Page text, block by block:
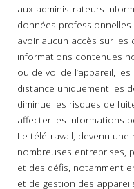
aux administrateurs
données
avoir aucun accès sur
informations contenues
ou de vol de l’appareil,
distance uniquement les
diminue les risques de
affecter les informations
Le télétravail, devenu
nombreuses entreprises,
et des défis, notamment
et de gestion des